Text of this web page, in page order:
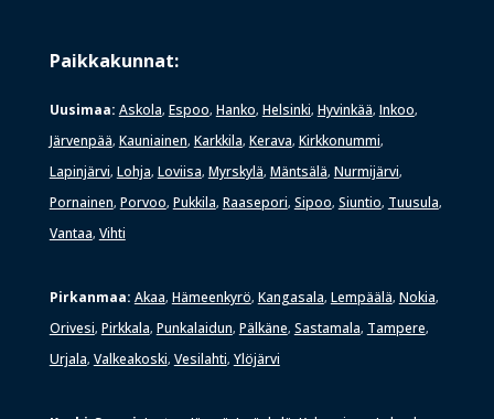
Paikkakunnat:
Uusimaa: Askola, Espoo, Hanko, Helsinki, Hyvinkää, Inkoo,
Järvenpää, Kauniainen, Karkkila, Kerava, Kirkkonummi,
Lapinjärvi, Lohja, Loviisa, Myrskylä, Mäntsälä, Nurmijärvi,
Pornainen, Porvoo, Pukkila, Raasepori, Sipoo, Siuntio, Tuusula,
Vantaa, Vihti
Pirkanmaa: Akaa, Hämeenkyrö, Kangasala, Lempäälä, Nokia,
Orivesi, Pirkkala, Punkalaidun, Pälkäne, Sastamala, Tampere,
Urjala, Valkeakoski, Vesilahti, Ylöjärvi